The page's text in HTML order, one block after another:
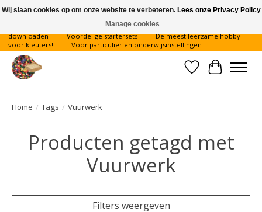
Gratis verzending binnen Nederland - - - - Legvoorbeelden gratis te
downloaden - - - - Voordelige startersets - - - - De meest leerzame hobby
voor kleuters! - - - - Voor particulier en onderwijsinstellingen
Verlanglijst
Home / Tags / Vuurwerk
Producten getagd met
Vuurwerk
Filters weergeven
Wij slaan cookies op om onze website te verbeteren. Lees onze Privacy Policy
Manage cookies